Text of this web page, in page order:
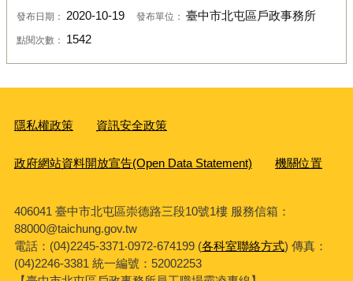
發布日期： 2020-10-19 發布單位： 臺中市北屯區戶政事務所
點閱次數： 1542
隱私權政策 資訊安全政策
政府網站資料開放宣告(Open Data Statement) 機關位置
406041 臺中市北屯區崇德路三段10號1樓 服務信箱：
88000@taichung.gov.tw
電話：(04)2245-3371‧0972-674199 (各科室聯絡方式) 傳真：
(04)2246-3381 統一編號：52002253